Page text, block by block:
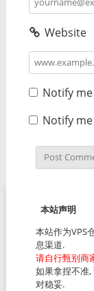
Website
Notify
Notify
本站声明
本站作为VPS
息渠道.
请自行甄别商
如果拿捏不准,
对稳妥.